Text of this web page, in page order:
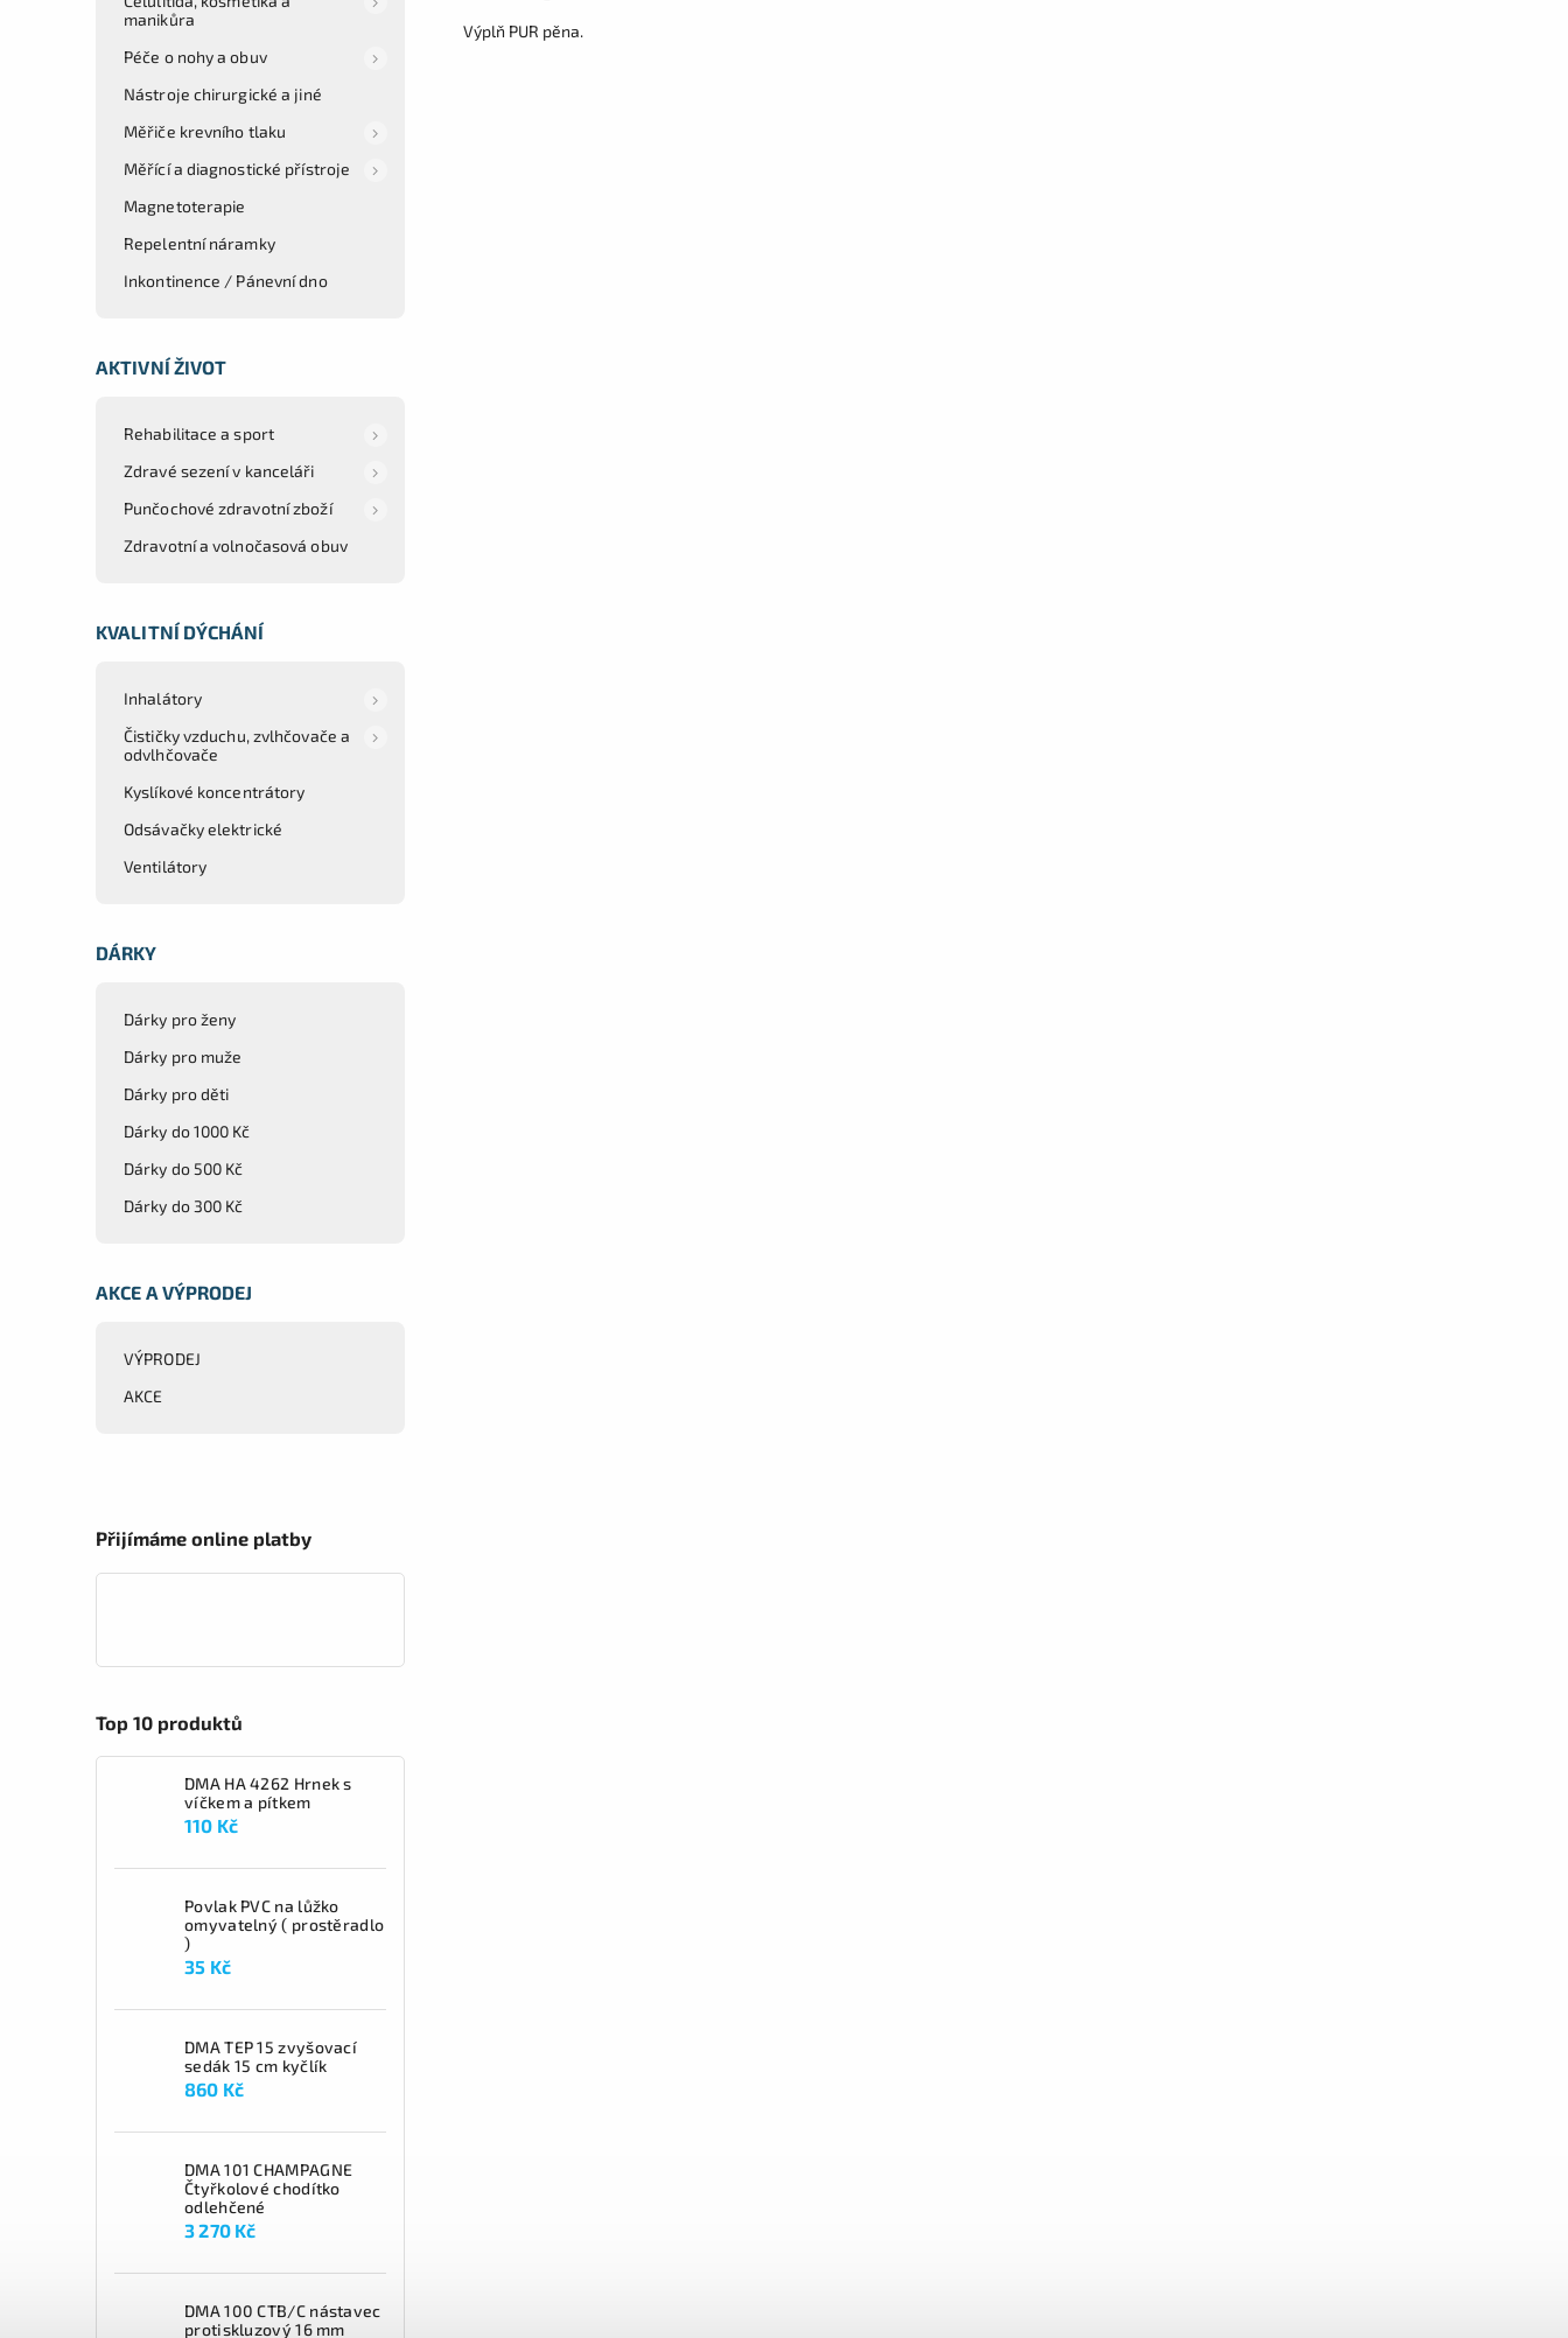
manikůra
Péče o nohy a obuv
Nástroje chirurgické a jiné
Měřiče krevního tlaku
Měřící a diagnostické přístroje
Magnetoterapie
Repelentní náramky
Inkontinence / Pánevní dno
AKTIVNÍ ŽIVOT
Rehabilitace a sport
Zdravé sezení v kanceláři
Punčochové zdravotní zboží
Zdravotní a volnočasová obuv
KVALITNÍ DÝCHÁNÍ
Inhalátory
Čističky vzduchu, zvlhčovače a
odvlhčovače
Kyslíkové koncentrátory
Odsávačky elektrické
Ventilátory
DÁRKY
Dárky pro ženy
Dárky pro muže
Dárky pro děti
Dárky do 1000 Kč
Dárky do 500 Kč
Dárky do 300 Kč
AKCE A VÝPRODEJ
VÝPRODEJ
AKCE
Přijímáme online platby
Top 10 produktů
DMA HA 4262 Hrnek s
víčkem a pítkem
110 Kč
Povlak PVC na lůžko
omyvatelný ( prostěradlo
)
35 Kč
DMA TEP 15 zvyšovací
sedák 15 cm kyčlík
860 Kč
DMA 101 CHAMPAGNE
Čtyřkolové chodítko
odlehčené
3 270 Kč
DMA 100 CTB/C nástavec
protiskluzový 16 mm
Výplň PUR pěna.